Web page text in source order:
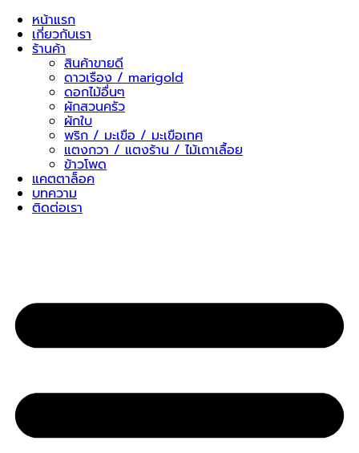
Skip
content
หน้าแรก
เกี่ยวกับเรา
ร้านค้า
สินค้าขายดี
ดาวเรือง / marigold
ดอกไม้อื่นๆ
ผักสวนครัว
ผักใบ
พริก / มะเขือ / มะเขือเทศ
แตงกวา / แตงร้าน / ไม้เถาเลื้อย
ข้าวโพด
แคตตาล็อค
บทความ
ติดต่อเรา